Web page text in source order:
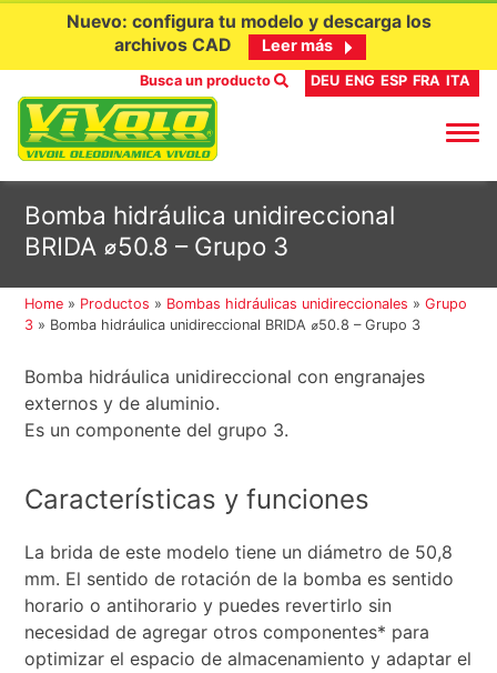
contenido
Nuevo: configura tu modelo y descarga los
archivos CAD
Leer más
Busca un producto DEU ENG ESP FRA ITA
Bomba hidráulica unidireccional
BRIDA ⌀50.8 – Grupo 3
Home » Productos » Bombas hidráulicas unidireccionales »Grupo
3 » Bomba hidráulica unidireccional BRIDA ⌀50.8 – Grupo 3
Bomba hidráulica unidireccional con engranajes
externos y de aluminio.
Es un componente del grupo 3.
Características y funciones
La brida de este modelo tiene un diámetro de 50,8
mm. El sentido de rotación de la bomba es sentido
horario o antihorario y puedes revertirlo sin
necesidad de agregar otros componentes* para
optimizar el espacio de almacenamiento y adaptar el